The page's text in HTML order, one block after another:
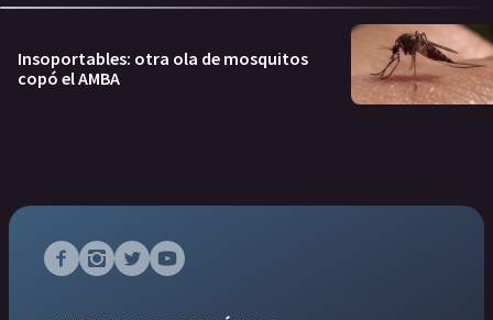
Insoportables: otra ola de mosquitos
copó el AMBA